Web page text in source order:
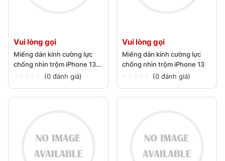
Vui lòng gọi
Miếng dán kính cường lực
chống nhìn trộm iPhone 13
(0 đánh giá)
Vui lòng gọi
Miếng dán kính cường lực
chống nhìn trộm iPhone 13
(0 đánh giá)